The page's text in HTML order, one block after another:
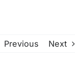
Previous Next